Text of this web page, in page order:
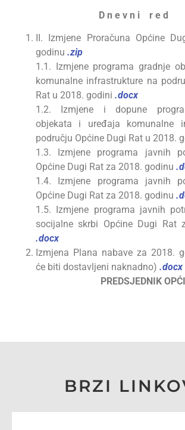
D n e v n i r e d
II. Izmjene Proračuna Općine
godinu .zip
1.1. Izmjene programa gradnje
komunalne infrastrukture na
Rat u 2018. godini .docx
1.2. Izmjene i dopune
objekata i uređaja komunalne
području Općine Dugi Rat u 2018.
1.3. Izmjene programa javnih
Općine Dugi Rat za 2018. godinu
1.4. Izmjene programa javnih
Općine Dugi Rat za 2018. godinu
1.5. Izmjene programa javnih
socijalne skrbi Općine Dugi Rat
.docx
Izmjena Plana nabave za 2018.
će biti dostavljeni naknadno) .docx
PREDSJEDNIK
BRZI